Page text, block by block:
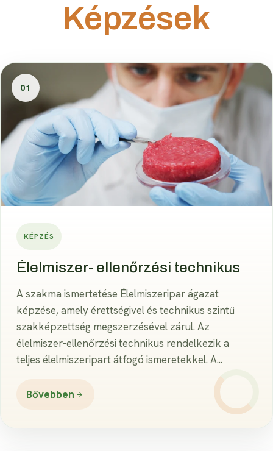
Képzések
01
KÉPZÉS
Élelmiszer- ellenőrzési technikus
A szakma ismertetése Élelmiszeripar ágazat
képzése, amely érettségivel és technikus szintű
szakképzettség megszerzésével zárul. Az
élelmiszer-ellenőrzési technikus rendelkezik a
teljes élelmiszeripart átfogó ismeretekkel. A...
Bővebben